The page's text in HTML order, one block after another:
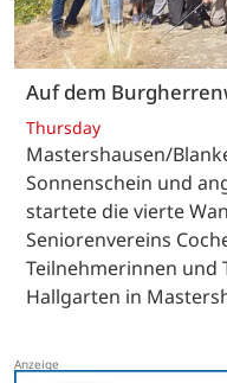
Auf dem
Thursday
Mastershausen/
Sonnenschein und
startete die vierte
Seniorenvereins
Teilnehmerinnen und
Hallgarten in